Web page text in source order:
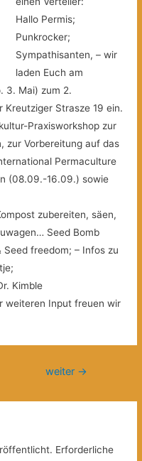
Hallo Permis;
Punkrocker;
Sympathisanten, – wir
laden Euch am
3. Mai) zum 2.
Kreutziger Strasze 19 ein.
Praxisworkshop zur
zur Vorbereitung auf das
Permaculture
(08.09.-16.09.) sowie
zubereiten, säen,
Seed Bomb
freedom; – Infos zu
Kimble
weiteren Input freuen wir
weiter →
Erforderliche